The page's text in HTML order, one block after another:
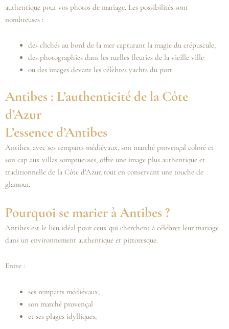
authentique pour vos photos de mariage. Les possibilités sont
nombreuses :
des clichés au bord de la mer capturant la magie du crépuscule,
des photographies dans les ruelles fleuries de la vieille ville
ou des images devant les célèbres yachts du port.
Antibes : L’authenticité de la Côte
d’Azur
L’essence d’Antibes
Antibes, avec ses remparts médiévaux, son marché provençal coloré et
son cap aux villas somptueuses, offre une image plus authentique et
traditionnelle de la Côte d’Azur, tout en conservant une touche de
glamour.
Pourquoi se marier à Antibes ?
Antibes est le lieu idéal pour ceux qui cherchent à célébrer leur mariage
dans un environnement authentique et pittoresque.
Entre :
ses remparts médiévaux,
son marché provençal
et ses plages idylliques,